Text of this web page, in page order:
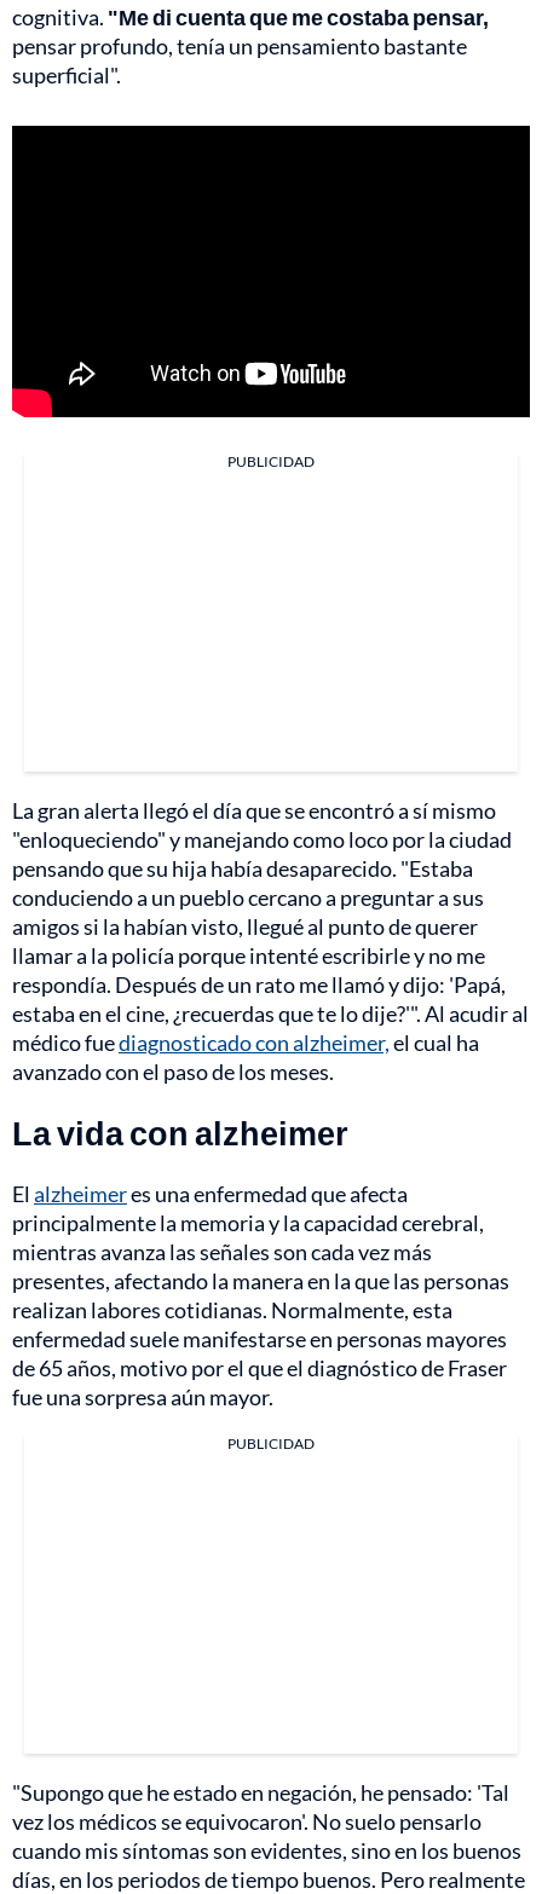
cognitiva. "Me di cuenta que me costaba pensar,
pensar profundo, tenía un pensamiento bastante
superficial".
PUBLICIDAD
La gran alerta llegó el día que se encontró a sí mismo
"enloqueciendo" y manejando como loco por la ciudad
pensando que su hija había desaparecido. "Estaba
conduciendo a un pueblo cercano a preguntar a sus
amigos si la habían visto, llegué al punto de querer
llamar a la policía porque intenté escribirle y no me
respondía. Después de un rato me llamó y dijo: 'Papá,
estaba en el cine, ¿recuerdas que te lo dije?'". Al acudir al
médico fuediagnosticado con alzheimer,el cual ha
avanzado con el paso de los meses.
La vida con alzheimer
Elalzheimeres una enfermedad que afecta
principalmente la memoria y la capacidad cerebral,
mientras avanza las señales son cada vez más
presentes, afectando la manera en la que las personas
realizan labores cotidianas. Normalmente, esta
enfermedad suele manifestarse en personas mayores
de 65 años, motivo por el que el diagnóstico de Fraser
fue una sorpresa aún mayor.
PUBLICIDAD
"Supongo que he estado en negación, he pensado: 'Tal
vez los médicos se equivocaron'. No suelo pensarlo
cuando mis síntomas son evidentes, sino en los buenos
días, en los periodos de tiempo buenos. Pero realmente